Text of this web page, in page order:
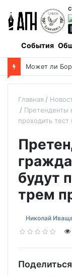
События
Главная
Претенденты
проходить
будут
трем
Николай
Поделиться